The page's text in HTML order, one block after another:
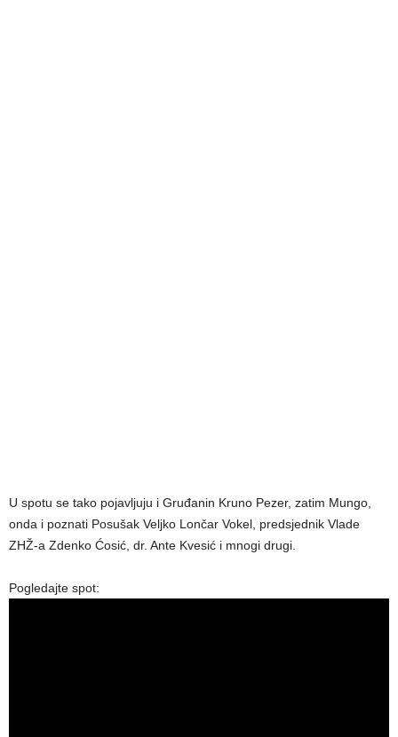
U spotu se tako pojavljuju i Gruđanin Kruno Pezer, zatim Mungo,
onda i poznati Posušak Veljko Lončar Vokel, predsjednik Vlade
ZHŽ-a Zdenko Ćosić, dr. Ante Kvesić i mnogi drugi.
Pogledajte spot: